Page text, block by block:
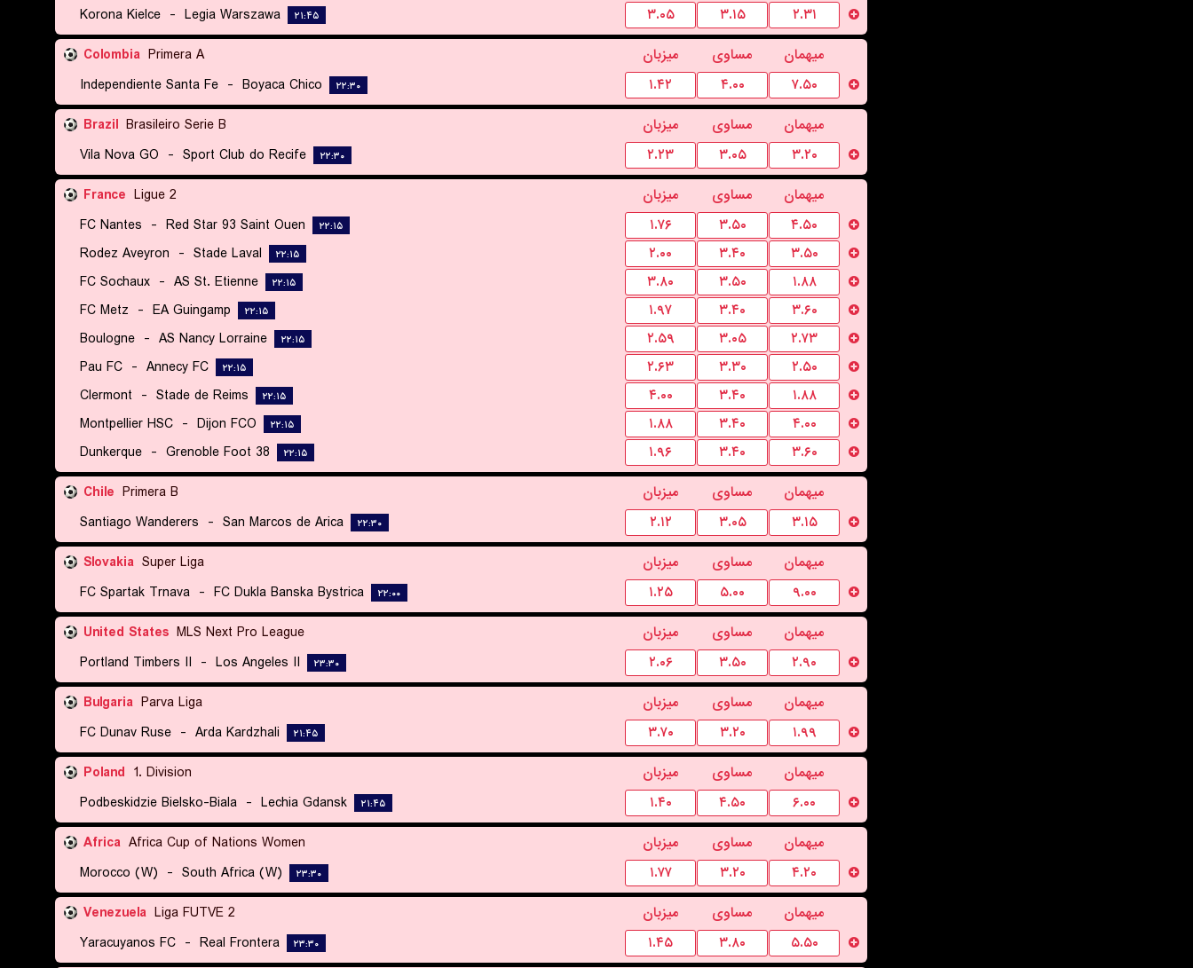
Korona Kielce - Legia Warszawa ۲۱:۴۵ ۳.۰۵ ۳.۱۵
۲.۳۱
Colombia Primera A میزبان مساوی
میهمان
Independiente Santa Fe - Boyaca Chico ۲۲:۳۰ ۱.۴۲ ۴.۰۰
۷.۵۰
Brazil Brasileiro Serie B میزبان مساوی
میهمان
Vila Nova GO - Sport Club do Recife ۲۲:۳۰ ۲.۲۳ ۳.۰۵
۳.۲۰
France Ligue 2 میزبان مساوی
میهمان
FC Nantes - Red Star 93 Saint Ouen ۲۲:۱۵ ۱.۷۶ ۳.۵۰
۴.۵۰
Rodez Aveyron - Stade Laval ۲۲:۱۵ ۲.۰۰ ۳.۴۰
۳.۵۰
FC Sochaux - AS St. Etienne ۲۲:۱۵ ۳.۸۰ ۳.۵۰
۱.۸۸
FC Metz - EA Guingamp ۲۲:۱۵ ۱.۹۷ ۳.۴۰
۳.۶۰
Boulogne - AS Nancy Lorraine ۲۲:۱۵ ۲.۵۹ ۳.۰۵
۲.۷۳
Pau FC - Annecy FC ۲۲:۱۵ ۲.۶۳ ۳.۳۰
۲.۵۰
Clermont - Stade de Reims ۲۲:۱۵ ۴.۰۰ ۳.۴۰
۱.۸۸
Montpellier HSC - Dijon FCO ۲۲:۱۵ ۱.۸۸ ۳.۴۰
۴.۰۰
Dunkerque - Grenoble Foot 38 ۲۲:۱۵ ۱.۹۶ ۳.۴۰
۳.۶۰
Chile Primera B میزبان مساوی
میهمان
Santiago Wanderers - San Marcos de Arica ۲۲:۳۰ ۲.۱۲ ۳.۰۵
۳.۱۵
Slovakia Super Liga میزبان مساوی
میهمان
FC Spartak Trnava - FC Dukla Banska Bystrica ۲۲:۰۰ ۱.۲۵ ۵.۰۰
۹.۰۰
United States MLS Next Pro League میزبان مساوی
میهمان
Portland Timbers II - Los Angeles II ۲۳:۳۰ ۲.۰۶ ۳.۵۰
۲.۹۰
Bulgaria Parva Liga میزبان مساوی
میهمان
FC Dunav Ruse - Arda Kardzhali ۲۱:۴۵ ۳.۷۰ ۳.۲۰
۱.۹۹
Poland 1. Division میزبان مساوی
میهمان
Podbeskidzie Bielsko-Biala - Lechia Gdansk ۲۱:۴۵ ۱.۴۰ ۴.۵۰
۶.۰۰
Africa Africa Cup of Nations Women میزبان مساوی
میهمان
Morocco (W) - South Africa (W) ۲۳:۳۰ ۱.۷۷ ۳.۲۰
۴.۲۰
Venezuela Liga FUTVE 2 میزبان مساوی
میهمان
Yaracuyanos FC - Real Frontera ۲۳:۳۰ ۱.۴۵ ۳.۸۰ ۵.۵۰